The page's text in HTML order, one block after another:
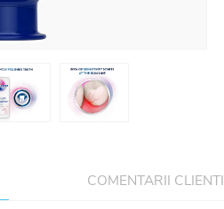
COMENTARII CLIENTI